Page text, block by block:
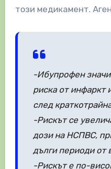
този медикамент.
-Ибупрофен
риска от инфаркт
след
-Рискът се
дози на НСПВС,
дълги периоди от
-Рискът е по-